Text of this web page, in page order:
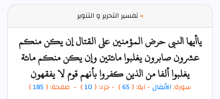
» تفسير التحرير و التنوير
ياأيها النبي حرض المؤمنين على القتال إن يكن منكم
عشرون صابرون يغلبوا مائتين وإن يكن منكم مائة
يغلبوا ألفا من الذين كفروا بأنهم قوم لا يفقهون
سورة:الأنفال- آية: ( 65
) - جزء: (10) - صفحة: ( 185
)